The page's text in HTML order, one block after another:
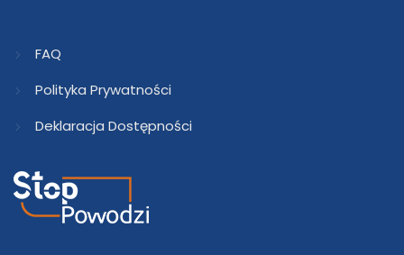
FAQ
Polityka Prywatności
Deklaracja Dostępności